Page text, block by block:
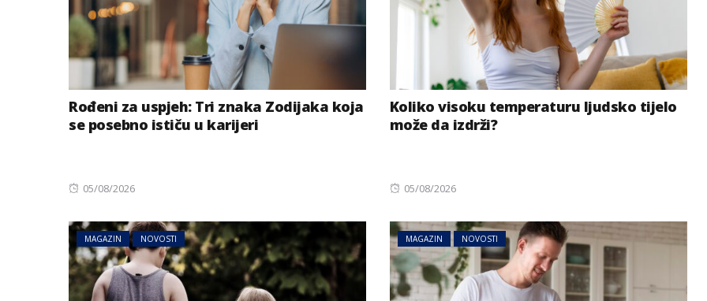
Rođeni za uspjeh: Tri znaka Zodijaka koja
se posebno ističu u karijeri
Posted
05/08/2026
Koliko visoku temperaturu ljudsko tijelo
može da izdrži?
Posted
05/08/2026
MAGAZIN NOVOSTI MAGAZIN NOVOSTI